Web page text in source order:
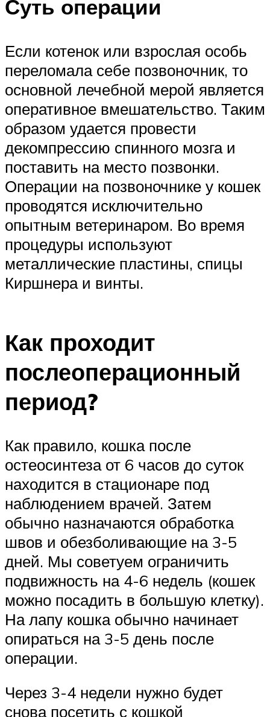
Суть операции
Если котенок или взрослая особь
переломала себе позвоночник, то
основной лечебной мерой является
оперативное вмешательство. Таким
образом удается провести
декомпрессию спинного мозга и
поставить на место позвонки.
Операции на позвоночнике у кошек
проводятся исключительно
опытным ветеринаром. Во время
процедуры используют
металлические пластины, спицы
Киршнера и винты.
Как проходит
послеоперационный
период?
Как правило, кошка после
остеосинтеза от 6 часов до суток
находится в стационаре под
наблюдением врачей. Затем
обычно назначаются обработка
швов и обезболивающие на 3-5
дней. Мы советуем ограничить
подвижность на 4-6 недель (кошек
можно посадить в большую клетку).
На лапу кошка обычно начинает
опираться на 3-5 день после
операции.
Через 3-4 недели нужно будет
снова посетить с кошкой